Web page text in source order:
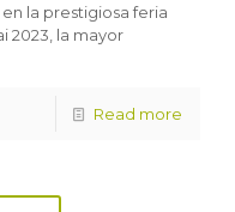
la prestigiosa feria
2023, la mayor
Read more